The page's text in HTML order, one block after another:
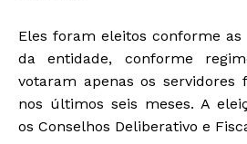
Eles foram eleitos conforme
da entidade, conforme
votaram apenas os servidores
nos últimos seis meses. A
os Conselhos Deliberativo e